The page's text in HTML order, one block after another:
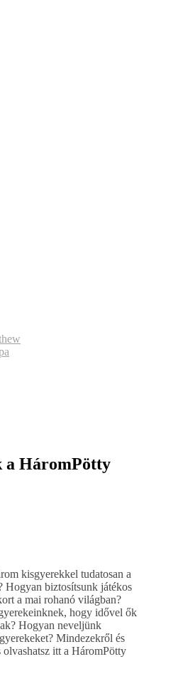
a HáromPötty
kisgyerekkel tudatosan a
Hogyan biztosítsunk játékos
a mai rohanó világban?
hogy idővel ők
Hogyan neveljünk
Mindezekről és
olvashatsz itt a HáromPötty